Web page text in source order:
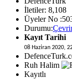
İletiler: 8,108
Üyeler No
Durumu:
Kayıt Tarihi
08 Haziran 2020,
Ruh Halim
Kayıtlı